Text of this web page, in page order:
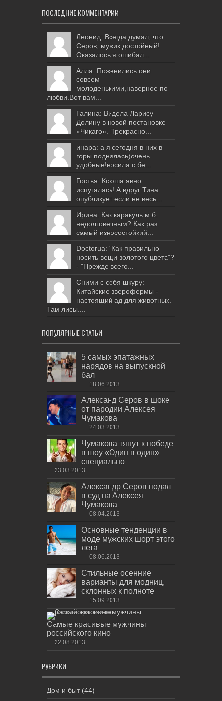
ПОСЛЕДНИЕ КОММЕНТАРИИ
Леонид: Всегда думал, что
Серов, мужик достойный!
Оказалось я ошибал...
Алла: Поженились они
совсем
молоденькими,наверное по
любви.Вот вам...
Галина: Видела Ларису
Долину в новой постановке
«Чикаго». Прекрасно...
инара: а я сегодня в них в
горы поднялась)очень
удобные!носила с бе...
Гостья: Ксюша явно
испугалась! А вдруг Тина
опубликует если не весь...
Ирина: Как каракуль м.б.
недолговечным? Как раз
самый износостойкий...
Doctorua: "Как правильно
носить вещи золотого цвета"?
- "Прежде всего...
Сними с себя шкуру:
Китайские зверофермы -
настоящий ад для животных.
Там лисы,...
ПОПУЛЯРНЫЕ СТАТЬИ
5 самых эпатажных
нарядов на выпускной
бал
18.06.2013
Александ Серов в шоке
от пародии Алексея
Чумакова
24.03.2013
Чумакова тянут к победе
в шоу «Один в один»
специально
23.03.2013
Александр Серов подал
в суд на Алексея
Чумакова
08.04.2013
Основные тенденции в
моде мужских шорт этого
лета
08.06.2013
Стильные осенние
варианты для модниц,
склонных к полноте
15.09.2013
Самые красивые мужчины
российского кино
22.08.2013
РУБРИКИ
Дом и быт (44)